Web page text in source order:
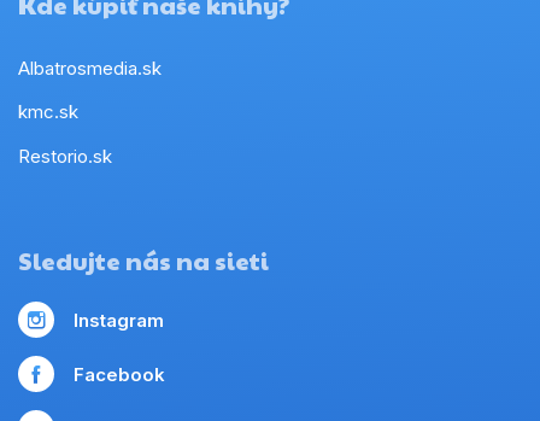
Albatrosmedia.sk
kmc.sk
Restorio.sk
Sledujte nás na sieti
Instagram
Facebook